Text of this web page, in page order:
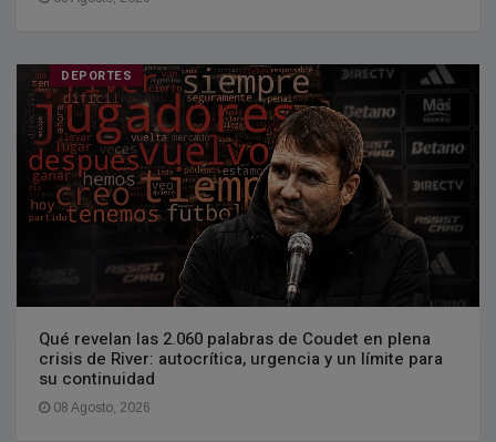
DEPORTES
Qué revelan las 2.060 palabras de Coudet en plena
crisis de River: autocrítica, urgencia y un límite para
su continuidad
08 Agosto, 2026